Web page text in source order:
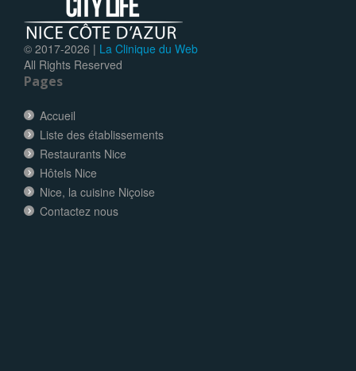
© 2017-2026 | La Clinique du Web
All Rights Reserved
Pages
Accueil
Liste des établissements
Restaurants Nice
Hôtels Nice
Nice, la cuisine Niçoise
Contactez nous